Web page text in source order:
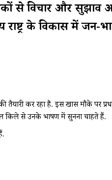
से विचार और
के विकास में जन-
तैयारी कर रहा है. इस खास मौके पर
किले से उनके भाषण में सुनना चाहते हैं.